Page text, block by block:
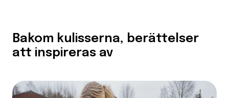
Bakom kulisserna, berättelser
att inspireras av